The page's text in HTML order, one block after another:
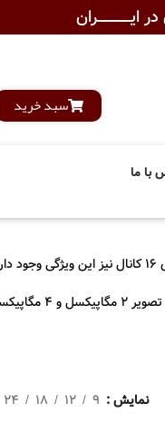
سبد خرید
با ما
نمایش 9
12
18
24